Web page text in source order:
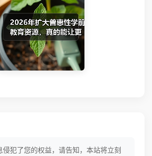
侵犯了您的权益，请告知，本站将立刻